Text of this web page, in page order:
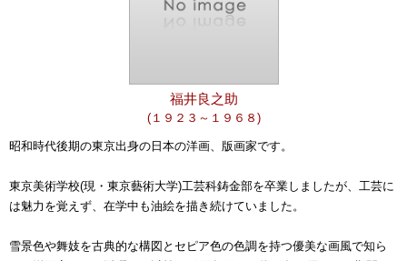
福井良之助
(１９２３～１９６８)
昭和時代後期の東京出身の日本の洋画、版画家です。
東京美術学校(現・東京藝術大学)工芸科鋳金部を卒業しましたが、工芸に
は魅力を覚えず、在学中も油絵を描き続けていました。
雪景色や舞妓を古典的な構図とセピア色の色調を持つ優美な画風で知ら